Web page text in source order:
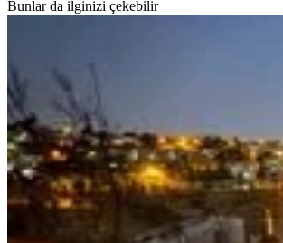
Bunlar da ilginizi çekebilir